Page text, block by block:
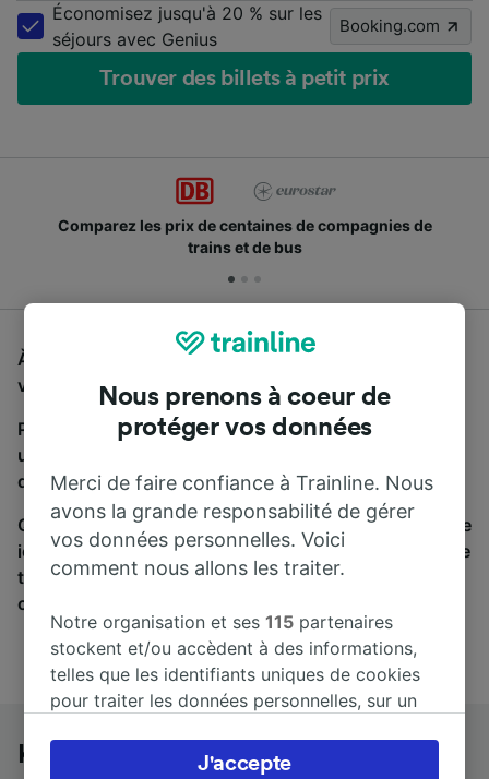
Économisez jusqu'à 20 % sur les
séjours avec Genius
Booking.com
Trouver des billets à petit prix
Comparez les prix de centaines de compagnies de
trains et de bus
À la recherche d'un bus de Karlsruhe Hbf à Mayence,
vous êtes au bon endroit.
Pour trouver des billets de bus, lancez simplement
une recherche ci-dessus. Nous comparons les temps
de trajets et les prix des voyages, en train et en bus.
Qu’importe votre destination, votre voyage commence
ici. Nous collaborons avec plus de 170 compagnies de
train et de bus. Consultez et achetez vos billets sur
cette page.
Karlsruhe Hbf à Mayence en bus
Nous prenons à coeur de
protéger vos données
Merci de faire confiance à Trainline. Nous
avons la grande responsabilité de gérer
vos données personnelles. Voici
comment nous allons les traiter.
Notre organisation et ses115 partenaires
stockent et/ou accèdent à des informations,
telles que les identifiants uniques de cookies
pour traiter les données personnelles, sur un
préférences, notamment en exerçant votre
J'accepte